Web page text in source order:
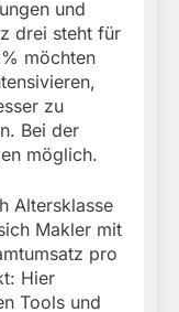
und
drei steht für
möchten
zu
Bei der
möglich.
Altersklasse
Makler mit
pro
Hier
Tools und